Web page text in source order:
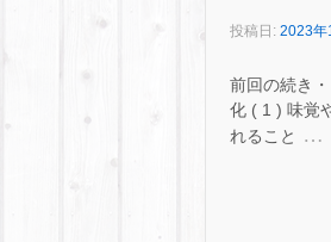
投稿日: 2023年
前回の続き
化 ( 1 ) 味覚
れること
…